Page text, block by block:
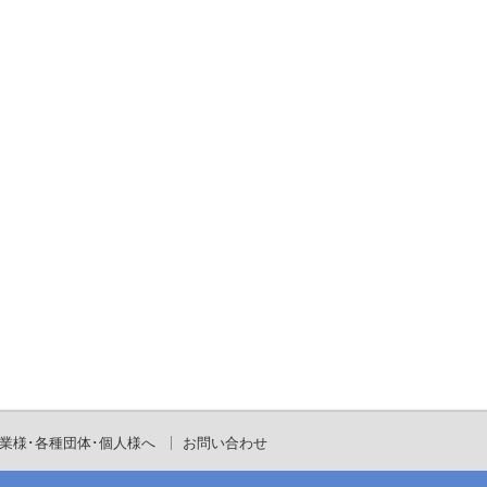
様･各種団体･個人様へ お問い合わせ